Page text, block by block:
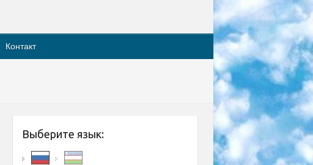
Контакт
Выберите язык: